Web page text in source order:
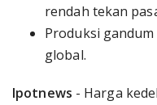
rendah tekan
Produksi
global.
Ipotnews - Harga